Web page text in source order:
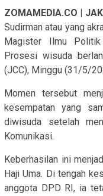
ZOMAMEDIA.CO |
Sudirman atau yang
Magister Ilmu Politik
Prosesi wisuda
(JCC), Minggu (31/5/
Momen tersebut
kesempatan yang
diwisuda setelah
Komunikasi.
Keberhasilan ini
Haji Uma. Di tengah
anggota DPD RI, ia